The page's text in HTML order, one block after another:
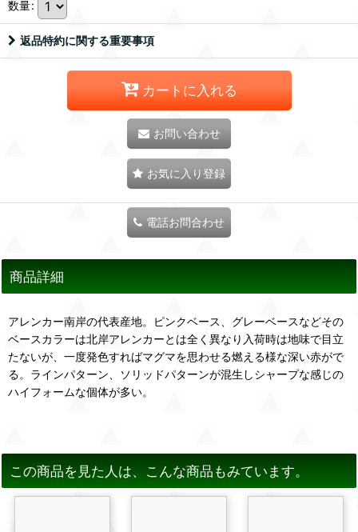
数量:
返品特約に関する重要事項
カートに入れる
お問い合わせ
お気に入り登録
電話お問合わせ
商品詳細
アレンカー南岸の代表産地。ピンクベース、グレーベースなどその
ベースカラーは北岸アレンカーとは全く異なり入荷時は地味で目立
たないが、一度発色すればマグマを思わせる燃える様な深い赤がで
る。ラインパターン、ソリッドパターンが混生しシャープな感じの
ハイフォームな個体が多い。
この商品を見た人は、こんな商品もみています。